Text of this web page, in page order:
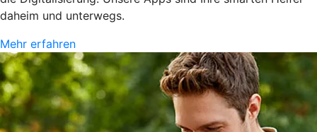
daheim und unterwegs.
Mehr erfahren